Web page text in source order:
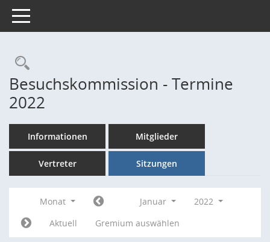
Toggle navigation
Rechercheauswahl
Besuchskommission - Termine
2022
Informationen Mitglieder
Vertreter Sitzungen
Monat Januar
2022
Aktuell
Gremium auswählen